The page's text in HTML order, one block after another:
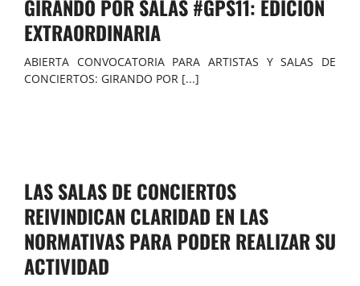
GIRANDO POR SALAS #GPS11: EDICIÓN
EXTRAORDINARIA
ABIERTA CONVOCATORIA PARA ARTISTAS Y SALAS DE
CONCIERTOS: GIRANDO POR [...]
LAS SALAS DE CONCIERTOS
REIVINDICAN CLARIDAD EN LAS
NORMATIVAS PARA PODER REALIZAR SU
ACTIVIDAD